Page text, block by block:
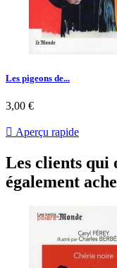
Les pigeons de...
Prix
3,00 €
 Aperçu rapide
Les clients qui
également